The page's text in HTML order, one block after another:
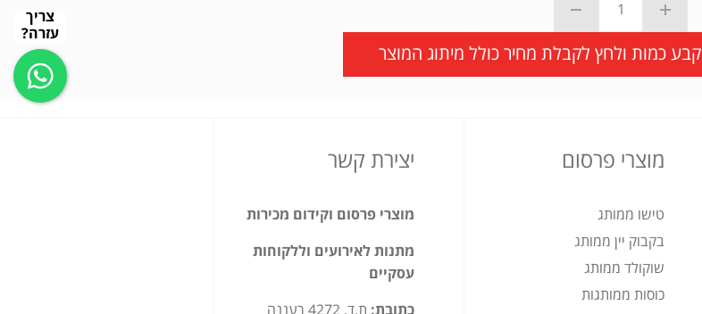
צריך
עזרה?
קבע כמות ולחץ לקבלת מחיר כולל מיתוג המוצר
מוצרי פרסום
טישו ממותג
בקבוק יין ממותג
שוקולד ממותג
כוסות ממותגות
יצירת קשר
מוצרי פרסום וקידום מכירות
מתנות לאירועים וללקוחות
עסקיים
כתובת: ת.ד. 4272 רעננה